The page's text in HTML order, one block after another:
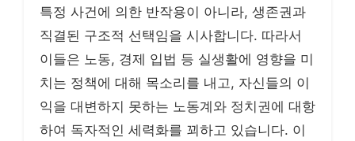
특정 사건에 의한 반작용이 아니라, 생존권과
직결된 구조적 선택임을 시사합니다. 따라서
이들은 노동, 경제 입법 등 실생활에 영향을 미
치는 정책에 대해 목소리를 내고, 자신들의 이
익을 대변하지 못하는 노동계와 정치권에 대항
하여 독자적인 세력화를 꾀하고 있습니다. 이